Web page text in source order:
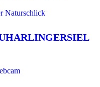
Naturschlick